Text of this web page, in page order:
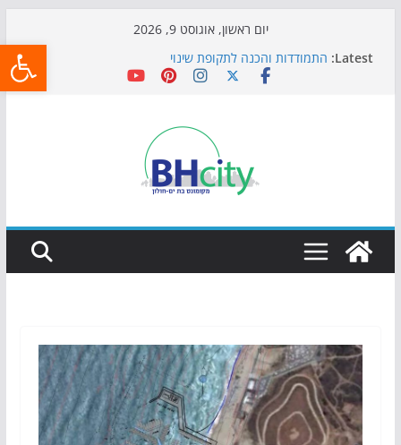
יום ראשון, אוגוסט 9, 2026
Latest: התמודדות והכנה לתקופת שינוי
אי ההרפתקאות ממשיך לכבוש את הגינות: מאות משפחות
כדורגל באווירה מיוחדת: הקרנת גמר המונדיאל בטרמינל
הקיץ של בני הנוער בבת־ים: חוף הריביירה הופך למרחב
בטוח בשעות הערב